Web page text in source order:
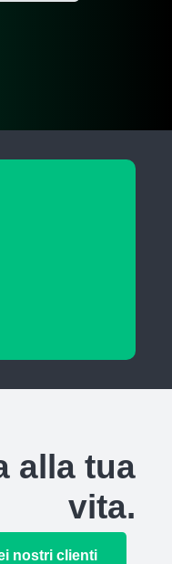
con
alla tua
vita.
nostri clienti